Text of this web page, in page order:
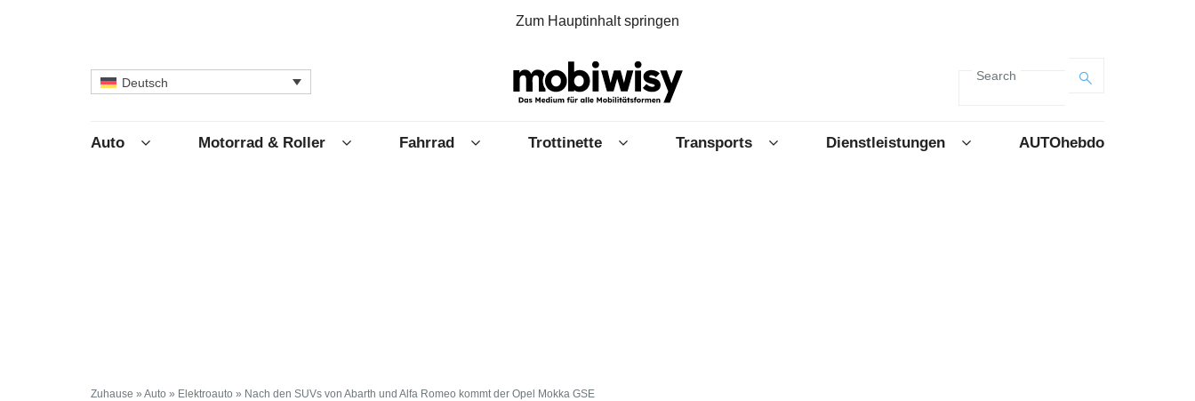
Zum Hauptinhalt springen
Deutsch Search
Auto Motorrad & Roller Fahrrad Trottinette Transports Dienstleistungen AUTOhebdo
Zuhause » Auto » Elektroauto » Nach den SUVs von Abarth und Alfa Romeo kommt der Opel Mokka GSE